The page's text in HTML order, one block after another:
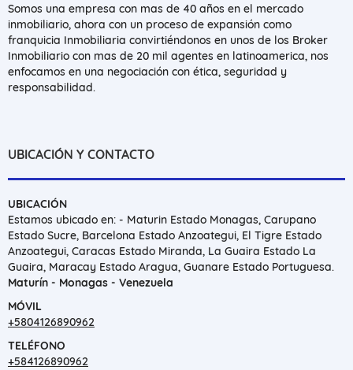
Somos una empresa con mas de 40 años en el mercado
inmobiliario, ahora con un proceso de expansión como
franquicia Inmobiliaria convirtiéndonos en unos de los Broker
Inmobiliario con mas de 20 mil agentes en latinoamerica, nos
enfocamos en una negociación con ética, seguridad y
responsabilidad.
UBICACIÓN Y CONTACTO
UBICACIÓN
Estamos ubicado en: - Maturin Estado Monagas, Carupano
Estado Sucre, Barcelona Estado Anzoategui, El Tigre Estado
Anzoategui, Caracas Estado Miranda, La Guaira Estado La
Guaira, Maracay Estado Aragua, Guanare Estado Portuguesa.
Maturín - Monagas - Venezuela
MÓVIL
+5804126890962
TELÉFONO
+584126890962